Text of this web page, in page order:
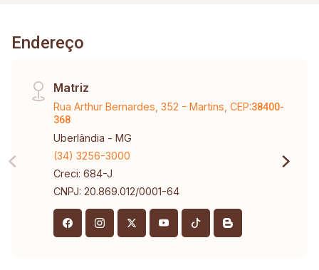
banheiros com acessibilidade. * Espaço amplo
para depósito. * E mais: uma casa com 04 Salas
espaço de atendimento, flexibilidade total para
diversos setores.
Endereço
Matriz
Rua Arthur Bernardes, 352 - Martins, CEP:38400-
368
Uberlândia - MG
(34) 3256-3000
Creci: 684-J
CNPJ: 20.869.012/0001-64